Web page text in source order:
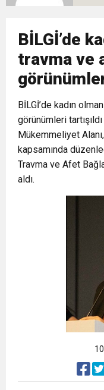
9:33
Hedefinde
8:35 Anneler
Buluşması
14:11 Buca’da
Gündeminde:
Bile Çiğnendi”
18:28 Eğitim
BİLGİ’de
travma ve
BİLGİ’de kadın
görünümleri
Mükemmeliyet
kapsamında
Travma ve Afet
aldı.